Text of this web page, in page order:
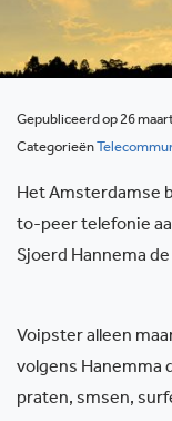
Gepubliceerd op 26
Categorieën
Het Amsterdamse
to-peer telefonie
Sjoerd Hannema
Voipster alleen
volgens Hanemma
praten, smsen,